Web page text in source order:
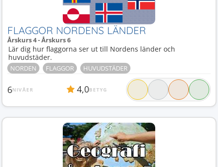
FLAGGOR NORDENS LÄNDER
Årskurs 4 - Årskurs 6
Lär dig hur flaggorna ser ut till Nordens länder och
huvudstäder.
NORDEN FLAGGOR HUVUDSTÄDER
6NIVÅER 4,0BETYG